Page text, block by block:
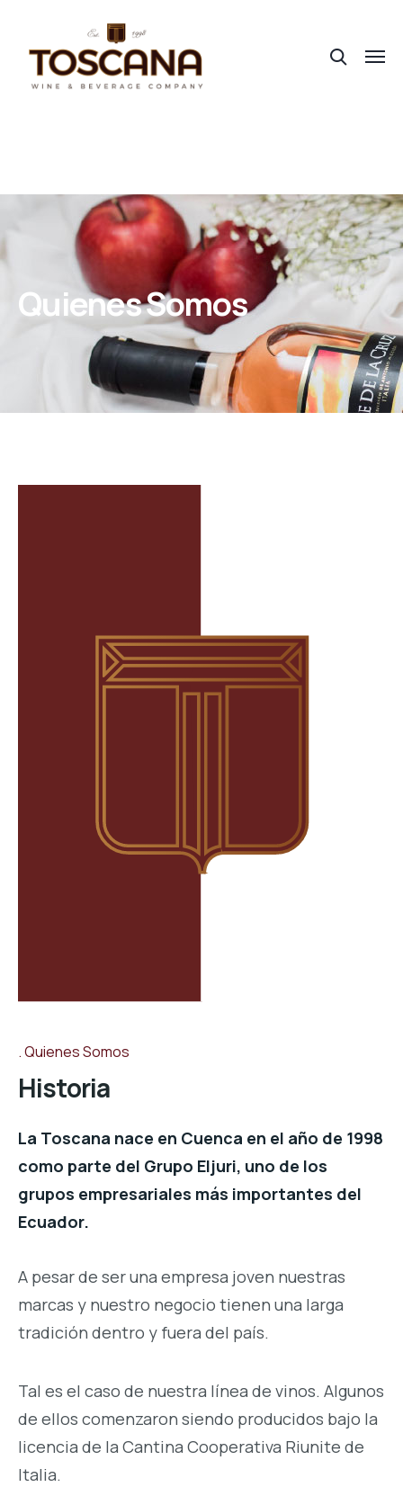
Quienes Somos
Quienes Somos
Historia
La Toscana nace en Cuenca en el año de 1998
como parte del Grupo Eljuri, uno de los
grupos empresariales más importantes del
Ecuador.
A pesar de ser una empresa joven nuestras
marcas y nuestro negocio tienen una larga
tradición dentro y fuera del país.
Tal es el caso de nuestra línea de vinos. Algunos
de ellos comenzaron siendo producidos bajo la
licencia de la Cantina Cooperativa Riunite de
Italia.